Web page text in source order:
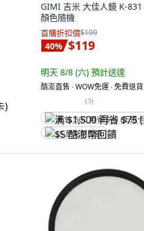
GIMI 吉米 大佳人鏡 K-
顏色隨機
首購折扣價$199
40% $119
明天 8/8 (六) 預計送達
酷澎直售 ∙ WOW免運 ∙ 免費退貨
(3)
满 $1,500 再省 $75 (王道
$5 酷澎幣回饋